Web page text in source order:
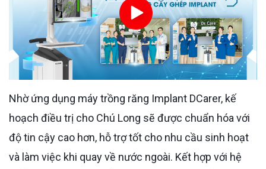
Nhờ ứng dụng máy trồng răng Implant DCarer, kế
hoạch điều trị cho Chú Long sẽ được chuẩn hóa với
độ tin cậy cao hơn, hỗ trợ tốt cho nhu cầu sinh hoạt
và làm việc khi quay về nước ngoài. Kết hợp với hệ